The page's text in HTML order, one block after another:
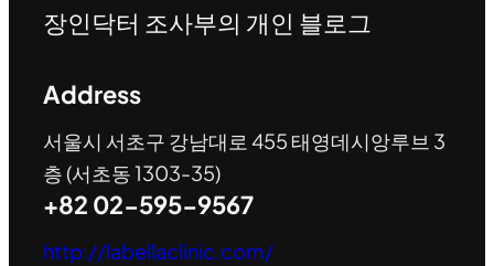
장인닥터 조사부의 개인 블로그
Address
서울시 서초구 강남대로 455 태영데시앙루브 3
층 (서초동 1303-35)
+82 02-595-9567
http://labellaclinic.com/